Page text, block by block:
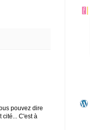
pouvez dire
C'est à